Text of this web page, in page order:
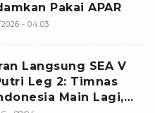
Pakai APAR
- 04:03
Langsung SEA V
Leg 2: Timnas
Main Lagi,